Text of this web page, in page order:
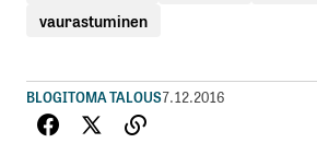
vaurastuminen
BLOGITOMA TALOUS7.12.2016